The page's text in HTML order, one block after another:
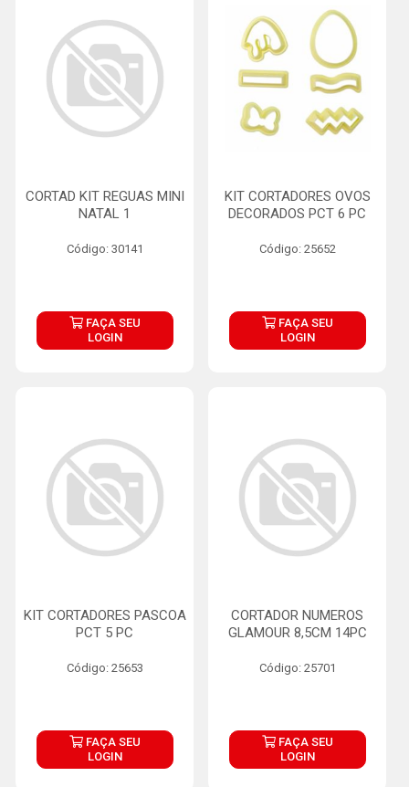
CORTAD KIT REGUAS MINI
NATAL 1
Código: 30141
FAÇA SEU
LOGIN
KIT CORTADORES OVOS
DECORADOS PCT 6 PC
Código: 25652
FAÇA SEU
LOGIN
KIT CORTADORES PASCOA
PCT 5 PC
Código: 25653
FAÇA SEU
LOGIN
CORTADOR NUMEROS
GLAMOUR 8,5CM 14PC
Código: 25701
FAÇA SEU
LOGIN